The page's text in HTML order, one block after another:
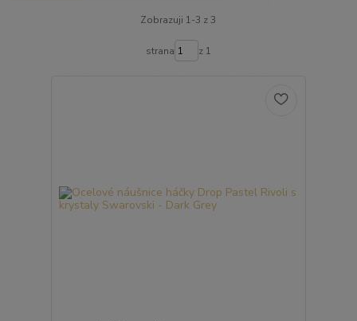
Zobrazuji 1-3 z 3
strana z 1